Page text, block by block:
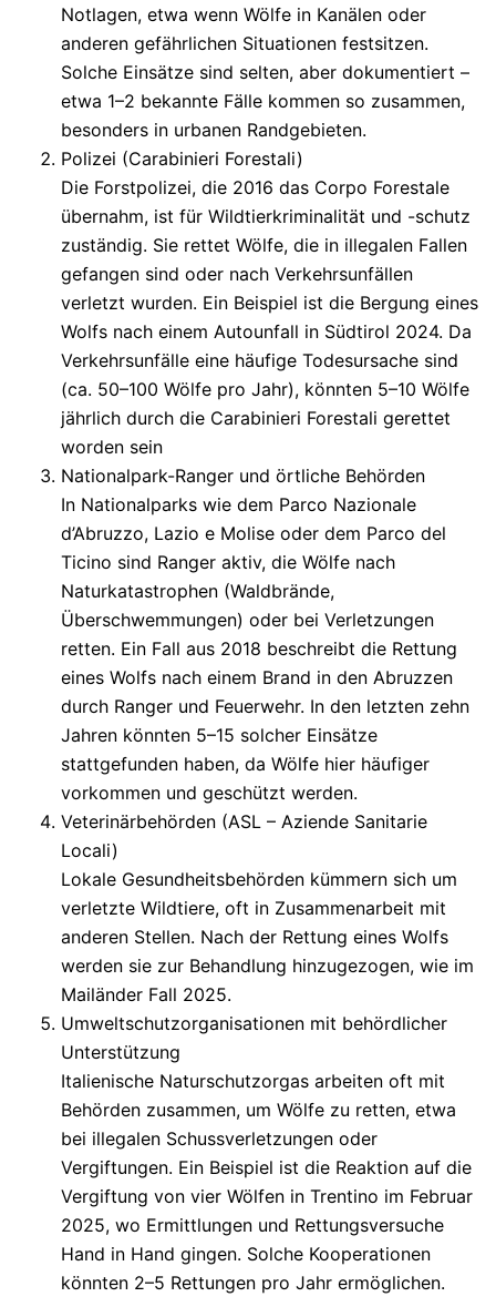
Notlagen, etwa wenn Wölfe in Kanälen oder
anderen gefährlichen Situationen festsitzen.
Solche Einsätze sind selten, aber dokumentiert –
etwa 1–2 bekannte Fälle kommen so zusammen,
besonders in urbanen Randgebieten.
Polizei (Carabinieri Forestali)
Die Forstpolizei, die 2016 das Corpo Forestale
übernahm, ist für Wildtierkriminalität und -schutz
zuständig. Sie rettet Wölfe, die in illegalen Fallen
gefangen sind oder nach Verkehrsunfällen
verletzt wurden. Ein Beispiel ist die Bergung eines
Wolfs nach einem Autounfall in Südtirol 2024. Da
Verkehrsunfälle eine häufige Todesursache sind
(ca. 50–100 Wölfe pro Jahr), könnten 5–10 Wölfe
jährlich durch die Carabinieri Forestali gerettet
worden sein
Nationalpark-Ranger und örtliche Behörden
In Nationalparks wie dem Parco Nazionale
d’Abruzzo, Lazio e Molise oder dem Parco del
Ticino sind Ranger aktiv, die Wölfe nach
Naturkatastrophen (Waldbrände,
Überschwemmungen) oder bei Verletzungen
retten. Ein Fall aus 2018 beschreibt die Rettung
eines Wolfs nach einem Brand in den Abruzzen
durch Ranger und Feuerwehr. In den letzten zehn
Jahren könnten 5–15 solcher Einsätze
stattgefunden haben, da Wölfe hier häufiger
vorkommen und geschützt werden.
Veterinärbehörden (ASL – Aziende Sanitarie
Locali)
Lokale Gesundheitsbehörden kümmern sich um
verletzte Wildtiere, oft in Zusammenarbeit mit
anderen Stellen. Nach der Rettung eines Wolfs
werden sie zur Behandlung hinzugezogen, wie im
Mailänder Fall 2025.
Umweltschutzorganisationen mit behördlicher
Unterstützung
Italienische Naturschutzorgas arbeiten oft mit
Behörden zusammen, um Wölfe zu retten, etwa
bei illegalen Schussverletzungen oder
Vergiftungen. Ein Beispiel ist die Reaktion auf die
Vergiftung von vier Wölfen in Trentino im Februar
2025, wo Ermittlungen und Rettungsversuche
Hand in Hand gingen. Solche Kooperationen
könnten 2–5 Rettungen pro Jahr ermöglichen.